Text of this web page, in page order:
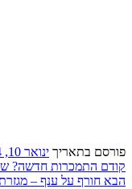
פורסם בתאריך ינואר 10, 2014
ניווט
קודם רשומה
קודמת:
התמכרות חדשה?
הבא רשומה
חורף על ענף –